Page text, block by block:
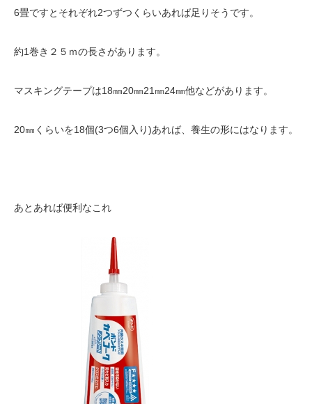
6畳ですとそれぞれ2つずつくらいあれば足りそうです。
約1巻き２５ｍの長さがあります。
マスキングテープは18㎜20㎜21㎜24㎜他などがあります。
20㎜くらいを18個(3つ6個入り)あれば、養生の形にはなります。
あとあれば便利なこれ